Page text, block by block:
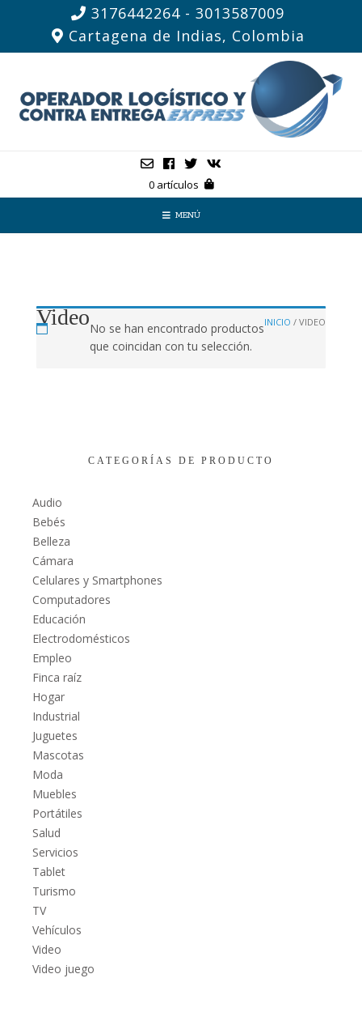
3176442264 - 3013587009
Cartagena de Indias, Colombia
0 artículos
MENÚ
INICIO / VIDEO
VideoNo se han encontrado productos
que coincidan con tu selección.
CATEGORÍAS DE PRODUCTO
Audio
Bebés
Belleza
Cámara
Celulares y Smartphones
Computadores
Educación
Electrodomésticos
Empleo
Finca raíz
Hogar
Industrial
Juguetes
Mascotas
Moda
Muebles
Portátiles
Salud
Servicios
Tablet
Turismo
TV
Vehículos
Video
Video juego